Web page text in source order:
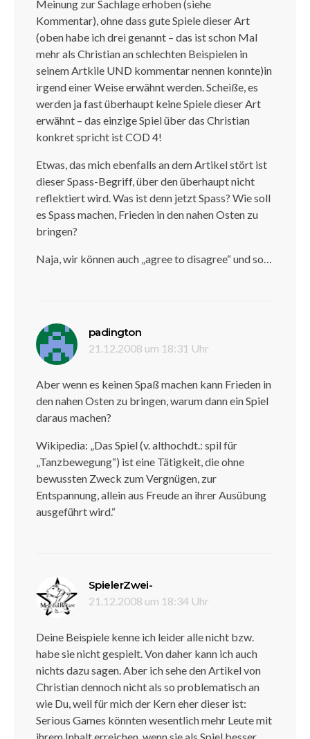
Meinung zur Sachlage erhoben (siehe
Kommentar), ohne dass gute Spiele dieser Art
(oben habe ich drei genannt – das ist schon Mal
mehr als Christian an schlechten Beispielen in
seinem Artkile UND kommentar nennen konnte)in
irgend einer Weise erwähnt werden. Scheiße, es
werden ja fast überhaupt keine Spiele dieser Art
erwähnt – das einzige Spiel über das Christian
konkret spricht ist COD 4!
Etwas, das mich ebenfalls an dem Artikel stört ist
dieser Spass-Begriff, über den überhaupt nicht
reflektiert wird. Was ist denn jetzt Spass? Wie soll
es Spass machen, Frieden in den nahen Osten zu
bringen?
Naja, wir können auch „agree to disagree“ und so…
padingtonsagt:
21.12.2008 um 18:31 Uhr
Aber wenn es keinen Spaß machen kann Frieden in
den nahen Osten zu bringen, warum dann ein Spiel
daraus machen?
Wikipedia: „Das Spiel (v. althochdt.: spil für
„Tanzbewegung“) ist eine Tätigkeit, die ohne
bewussten Zweck zum Vergnügen, zur
Entspannung, allein aus Freude an ihrer Ausübung
ausgeführt wird.“
SpielerZwei-
21.12.2008 um 18:34 Uhr
Deine Beispiele kenne ich leider alle nicht bzw.
habe sie nicht gespielt. Von daher kann ich auch
nichts dazu sagen. Aber ich sehe den Artikel von
Christian dennoch nicht als so problematisch an
wie Du, weil für mich der Kern eher dieser ist:
Serious Games könnten wesentlich mehr Leute mit
ihrem Inhalt erreichen, wenn sie als Spiel besser